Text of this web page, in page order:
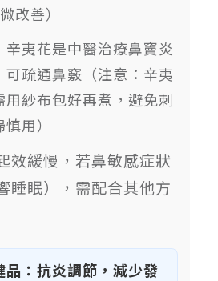
改善）
辛夷花是中醫治療鼻竇炎
可疏通鼻竅（注意：辛夷
用紗布包好再煮，避免刺
用）
效緩慢，若鼻敏感症狀
睡眠），需配合其他方
：抗炎調節，減少發